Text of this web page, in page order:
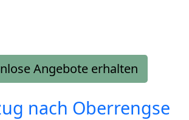
Angebote erhalten
nach Oberrengse